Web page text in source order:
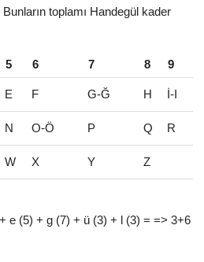
toplamı Handegül kader
5 6 7 8 9
E F G-Ğ H İ-I
N O-Ö P Q R
W X Y Z
e (5) + g (7) + ü (3) + l (3) = => 3+6